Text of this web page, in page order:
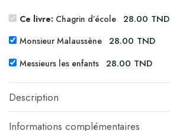
Ce livre: Chagrin d’école 28.00 TND
Monsieur Malaussène 28.00 TND
Messieurs les enfants 28.00 TND
Description
Informations complémentaires